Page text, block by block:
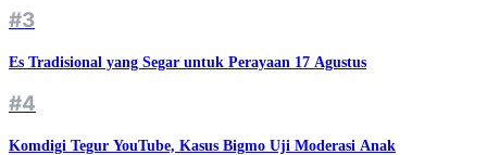
#3
Es Tradisional yang Segar untuk Perayaan 17 Agustus
#4
Komdigi Tegur YouTube, Kasus Bigmo Uji Moderasi Anak